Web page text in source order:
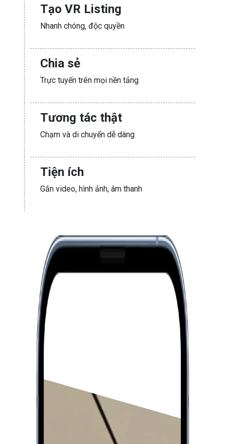
Tạo VR Listing
Nhanh chóng, độc quyền
Chia sẻ
Trực tuyến trên mọi nền tảng
Tương tác thật
Chạm và di chuyển dễ dàng
Tiện ích
Gắn video, hình ảnh, âm thanh